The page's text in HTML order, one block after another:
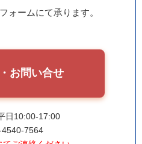
ォームにて承ります。
お問い合せ
日10:00-17:00
7564